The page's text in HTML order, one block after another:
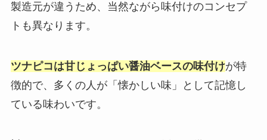
製造元が違うため、当然ながら味付けのコンセプ
トも異なります。
ツナピコは甘じょっぱい醤油ベースの味付けが特
徴的で、多くの人が「懐かしい味」として記憶し
ている味わいです。